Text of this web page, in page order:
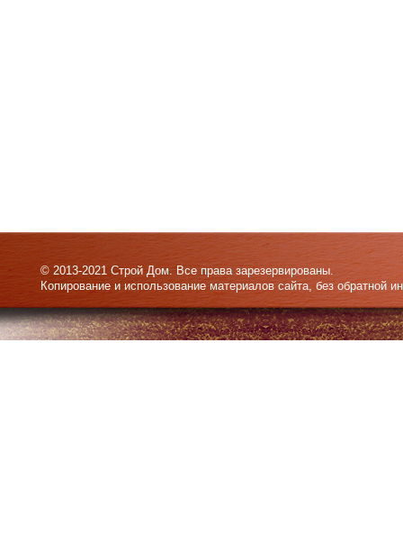
© 2013-2021 Строй Дом. Все права зарезервированы.
Копирование и использование материалов сайта, без обратной